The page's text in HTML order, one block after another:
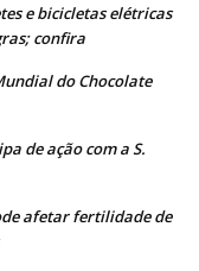
e bicicletas elétricas
confira
do Chocolate
de ação com a S.
afetar fertilidade de